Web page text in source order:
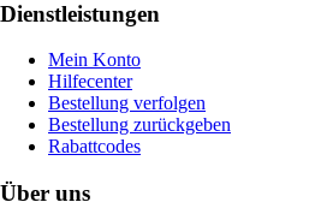
Dienstleistungen
Mein Konto
Hilfecenter
Bestellung verfolgen
Bestellung zurückgeben
Rabattcodes
Über uns